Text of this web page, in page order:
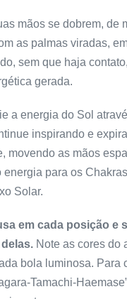
mãos se dobrem, de
as palmas viradas,
sem que haja
gerada.
a energia do Sol
inspirando e
movendo as mãos
energia para os
Solar.
em cada posição e
Note as cores do
bola luminosa. Para
Tamachi-